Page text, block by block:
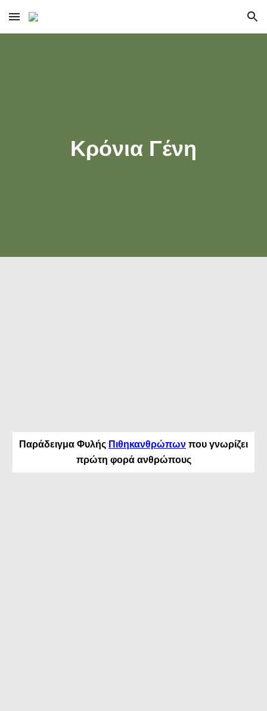
Skip to main content Skip to navigation
Κρόνια Γένη
Παράδειγμα Φυλής Πιθηκανθρώπων που γνωρίζει
πρώτη φορά ανθρώπους